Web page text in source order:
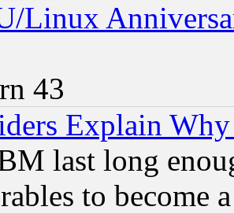
Linux
43
Explain
last long
to become